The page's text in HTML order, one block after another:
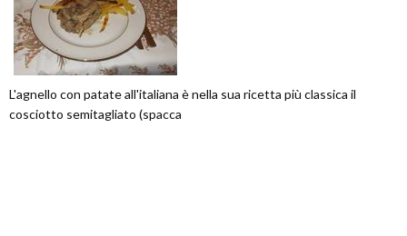
L'agnello con patate all'italiana è nella sua ricetta più classica il
cosciotto semitagliato (spacca